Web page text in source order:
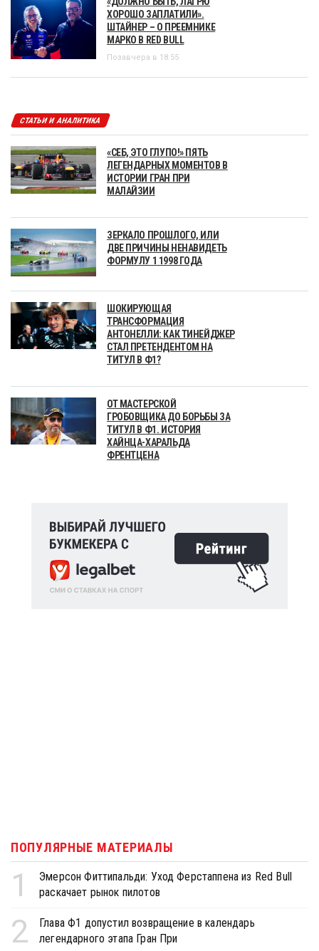
ХОРОШО ЗАПЛАТИЛИ».
ШТАЙНЕР – О ПРЕЕМНИКЕ
МАРКО В RED BULL
Позавчера в 18:55
СТАТЬИ И АНАЛИТИКА
«СЕБ, ЭТО ГЛУПО!» ПЯТЬ
ЛЕГЕНДАРНЫХ МОМЕНТОВ В
ИСТОРИИ ГРАН ПРИ
МАЛАЙЗИИ
ЗЕРКАЛО ПРОШЛОГО, ИЛИ
ДВЕ ПРИЧИНЫ НЕНАВИДЕТЬ
ФОРМУЛУ 1 1998 ГОДА
ШОКИРУЮЩАЯ
ТРАНСФОРМАЦИЯ
АНТОНЕЛЛИ: КАК ТИНЕЙДЖЕР
СТАЛ ПРЕТЕНДЕНТОМ НА
ТИТУЛ В Ф1?
ОТ МАСТЕРСКОЙ
ГРОБОВЩИКА ДО БОРЬБЫ ЗА
ТИТУЛ В Ф1. ИСТОРИЯ
ХАЙНЦА-ХАРАЛЬДА
ФРЕНТЦЕНА
ПОПУЛЯРНЫЕ МАТЕРИАЛЫ
1
Эмерсон Фиттипальди: Уход Ферстаппена из Red Bull
раскачает рынок пилотов
2
Глава Ф1 допустил возвращение в календарь
легендарного этапа Гран При